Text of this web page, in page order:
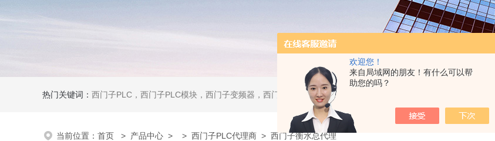
欢迎您！
来自局域网的朋友！有什么可以帮
助您的吗？
热门关键词： 西门子PLC，西门子PLC模块，西门子变频器，西门子触摸屏，西门子软启动器，西门子DP总线电缆，西门子DP总线接头，西门子CP通讯网卡，西门子数控系统及停产备件
当前位置： 首页 > 产品中心 > > 西门子PLC代理商 > 西门子衡水总代理